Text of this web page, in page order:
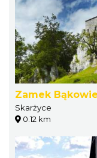
Zamek
Skarżyce
0.12 km